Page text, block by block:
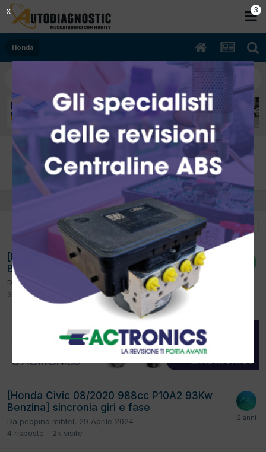
Honda
Honda - Analisi Segnali
Acquisizioni segnali gruppo Honda
ORDINA PER FILTRA PER
[HONDA Hrv 07/1999 1.6cc D16W1 77Kw
Bifuel B/Gpl] Legenda codici errore 2pin
Datonimec
8 Ottobre 2025
3
risposte visite
[Honda Civic 08/2020 988cc P10A2 93Kw
Benzina] sincronia giri e fase
Da peppino mibtel, 29 Aprile 2024
4 risposte 2k visite
2
X